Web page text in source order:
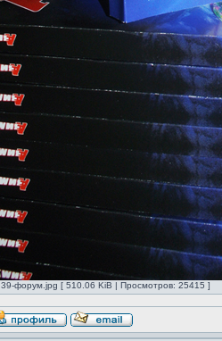
39-форум.jpg [ 510.06 KiB | Просмотров: 25415 ]